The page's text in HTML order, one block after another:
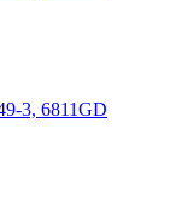
3, 6811GD